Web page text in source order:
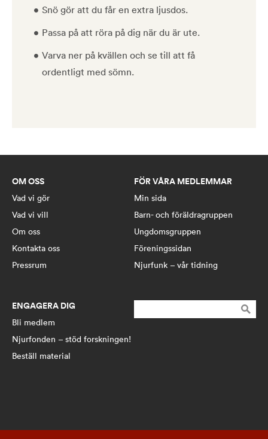
Snö gör att du får en extra ljusdos.
Passa på att röra på dig när du är ute.
Varva ner på kvällen och se till att få
ordentligt med sömn.
OM OSS
Vad vi gör
Vad vi vill
Om oss
Kontakta oss
Pressrum
ENGAGERA DIG
Bli medlem
Njurfonden – stöd forskningen!
Beställ material
FÖR VÅRA MEDLEMMAR
Min sida
Barn- och föräldragruppen
Ungdomsgruppen
Föreningssidan
Njurfunk – vår tidning
efter: